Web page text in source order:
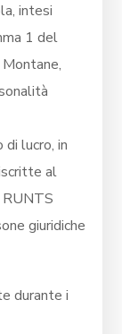
intesi
1 del
di lucro, in
al
giuridiche
durante i